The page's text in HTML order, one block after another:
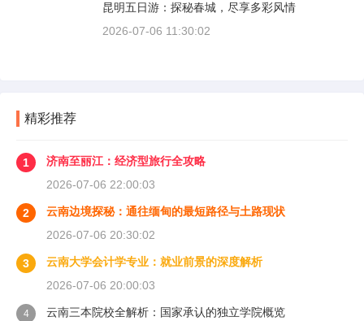
昆明五日游：探秘春城，尽享多彩风情
2026-07-06 11:30:02
精彩推荐
1
济南至丽江：经济型旅行全攻略
2026-07-06 22:00:03
2
云南边境探秘：通往缅甸的最短路径与土路现状
2026-07-06 20:30:02
3
云南大学会计学专业：就业前景的深度解析
2026-07-06 20:00:03
4
云南三本院校全解析：国家承认的独立学院概览